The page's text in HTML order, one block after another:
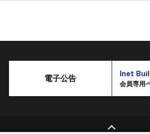
電子公告 Inet
会員専用